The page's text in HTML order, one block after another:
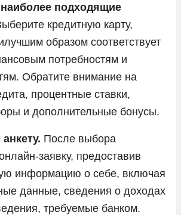
подходящие
кредитную карту,
образом соответствует
потребностям и
Обратите внимание на
процентные ставки,
и дополнительные бонусы.
После выбора
заявку, предоставив
информацию о себе, включая
данные, сведения о доходах
требуемые банком.